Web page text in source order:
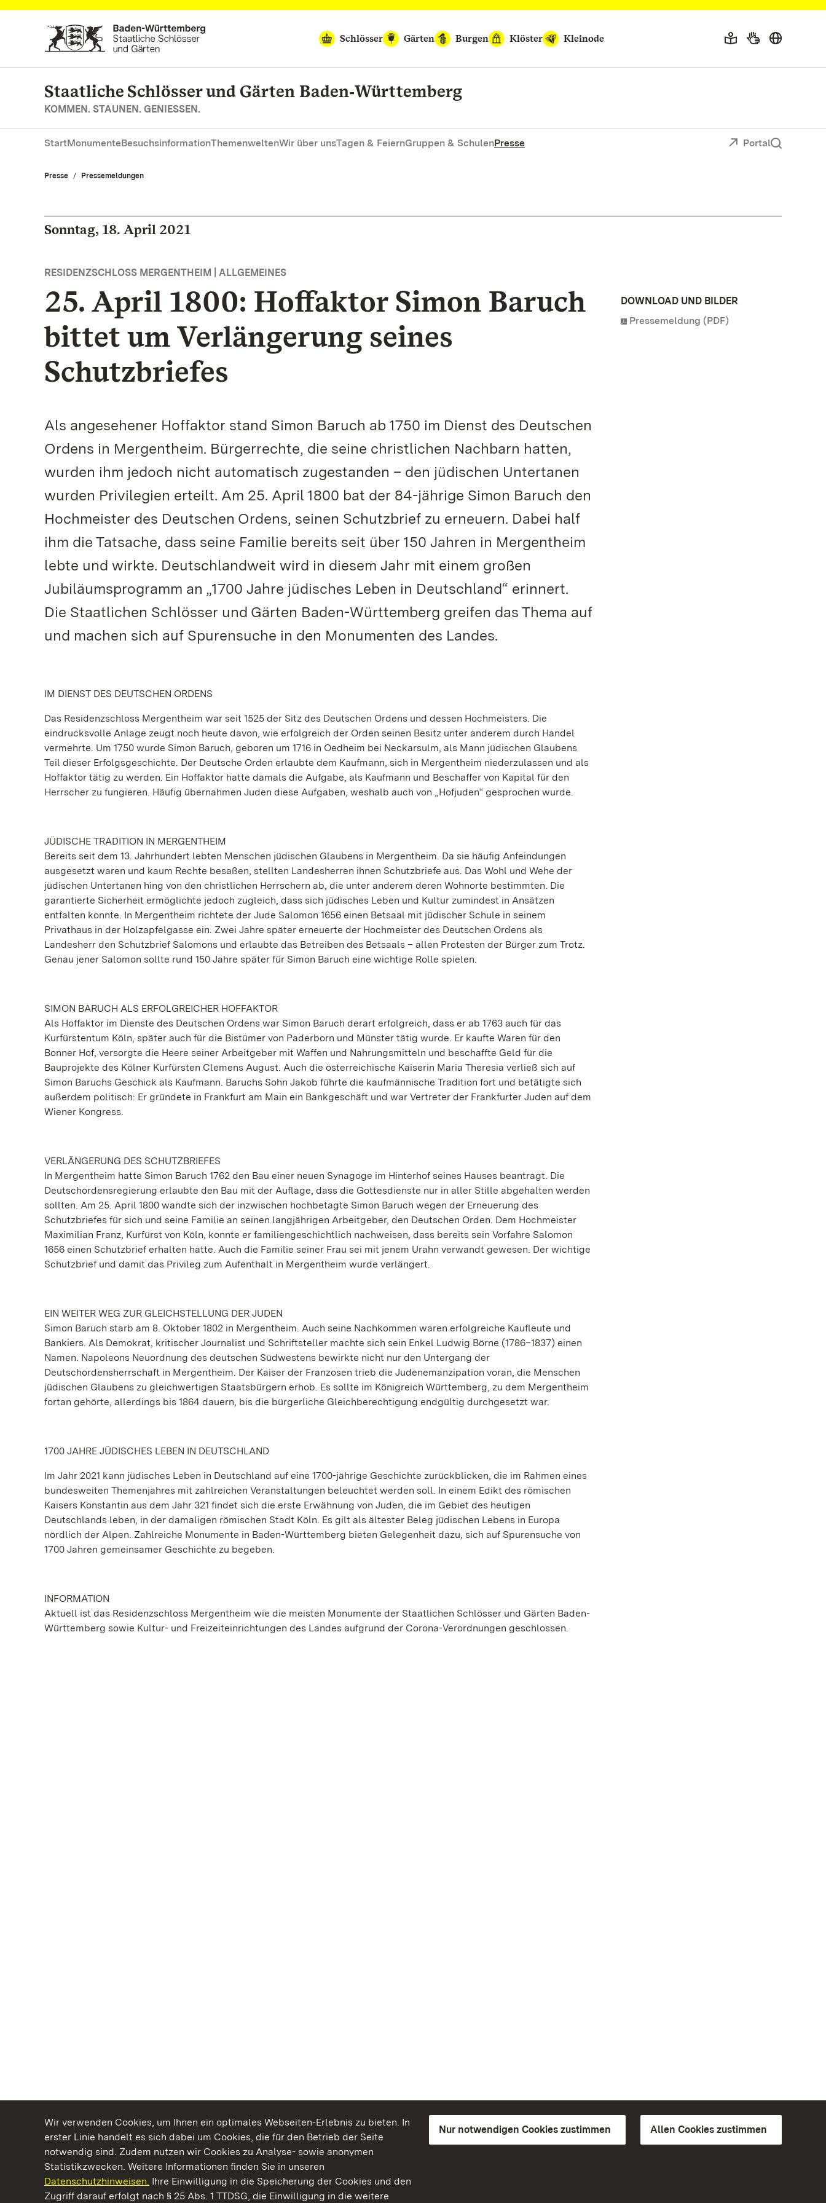
Wir verwenden Cookies, um Ihnen ein optimales Webseiten-Erlebnis zu bieten. In
erster Linie handelt es sich dabei um Cookies, die für den Betrieb der Seite
notwendig sind. Zudem nutzen wir Cookies zu Analyse- sowie anonymen
Statistikzwecken. Weitere Informationen finden Sie in unseren
Datenschutzhinweisen. Ihre Einwilligung in die Speicherung der Cookies und den
Zugriff darauf erfolgt nach § 25 Abs. 1 TTDSG, die Einwilligung in die weitere
Nur notwendigen Cookies zustimmen Allen Cookies zustimmen
Zum Hauptinhalt springen
Schlösser
Gärten Burgen Klöster Kleinode
Staatliche Schlösser und Gärten Baden‑Württemberg
KOMMEN. STAUNEN. GENIESSEN.
StartMonumenteBesuchsinformationThemenweltenWir über unsTagen & FeiernGruppen & SchulenPresse Portal
Presse Pressemeldungen
Sonntag, 18. April 2021
RESIDENZSCHLOSS MERGENTHEIM | ALLGEMEINES
25. April 1800: Hoffaktor Simon Baruch
bittet um Verlängerung seines
Schutzbriefes
Als angesehener Hoffaktor stand Simon Baruch ab 1750 im Dienst des Deutschen
Ordens in Mergentheim. Bürgerrechte, die seine christlichen Nachbarn hatten,
wurden ihm jedoch nicht automatisch zugestanden – den jüdischen Untertanen
wurden Privilegien erteilt. Am 25. April 1800 bat der 84-jährige Simon Baruch den
Hochmeister des Deutschen Ordens, seinen Schutzbrief zu erneuern. Dabei half
ihm die Tatsache, dass seine Familie bereits seit über 150 Jahren in Mergentheim
lebte und wirkte. Deutschlandweit wird in diesem Jahr mit einem großen
Jubiläumsprogramm an „1700 Jahre jüdisches Leben in Deutschland“ erinnert.
Die Staatlichen Schlösser und Gärten Baden-Württemberg greifen das Thema auf
und machen sich auf Spurensuche in den Monumenten des Landes.
IM DIENST DES DEUTSCHEN ORDENS
Das Residenzschloss Mergentheim war seit 1525 der Sitz des Deutschen Ordens und dessen Hochmeisters. Die
eindrucksvolle Anlage zeugt noch heute davon, wie erfolgreich der Orden seinen Besitz unter anderem durch Handel
vermehrte. Um 1750 wurde Simon Baruch, geboren um 1716 in Oedheim bei Neckarsulm, als Mann jüdischen Glaubens
Teil dieser Erfolgsgeschichte. Der Deutsche Orden erlaubte dem Kaufmann, sich in Mergentheim niederzulassen und als
Hoffaktor tätig zu werden. Ein Hoffaktor hatte damals die Aufgabe, als Kaufmann und Beschaffer von Kapital für den
Herrscher zu fungieren. Häufig übernahmen Juden diese Aufgaben, weshalb auch von „Hofjuden“ gesprochen wurde.
JÜDISCHE TRADITION IN MERGENTHEIM
Bereits seit dem 13. Jahrhundert lebten Menschen jüdischen Glaubens in Mergentheim. Da sie häufig Anfeindungen
ausgesetzt waren und kaum Rechte besaßen, stellten Landesherren ihnen Schutzbriefe aus. Das Wohl und Wehe der
jüdischen Untertanen hing von den christlichen Herrschern ab, die unter anderem deren Wohnorte bestimmten. Die
garantierte Sicherheit ermöglichte jedoch zugleich, dass sich jüdisches Leben und Kultur zumindest in Ansätzen
entfalten konnte. In Mergentheim richtete der Jude Salomon 1656 einen Betsaal mit jüdischer Schule in seinem
Privathaus in der Holzapfelgasse ein. Zwei Jahre später erneuerte der Hochmeister des Deutschen Ordens als
Landesherr den Schutzbrief Salomons und erlaubte das Betreiben des Betsaals – allen Protesten der Bürger zum Trotz.
Genau jener Salomon sollte rund 150 Jahre später für Simon Baruch eine wichtige Rolle spielen.
SIMON BARUCH ALS ERFOLGREICHER HOFFAKTOR
Als Hoffaktor im Dienste des Deutschen Ordens war Simon Baruch derart erfolgreich, dass er ab 1763 auch für das
Kurfürstentum Köln, später auch für die Bistümer von Paderborn und Münster tätig wurde. Er kaufte Waren für den
Bonner Hof, versorgte die Heere seiner Arbeitgeber mit Waffen und Nahrungsmitteln und beschaffte Geld für die
Bauprojekte des Kölner Kurfürsten Clemens August. Auch die österreichische Kaiserin Maria Theresia verließ sich auf
Simon Baruchs Geschick als Kaufmann. Baruchs Sohn Jakob führte die kaufmännische Tradition fort und betätigte sich
außerdem politisch: Er gründete in Frankfurt am Main ein Bankgeschäft und war Vertreter der Frankfurter Juden auf dem
Wiener Kongress.
VERLÄNGERUNG DES SCHUTZBRIEFES
In Mergentheim hatte Simon Baruch 1762 den Bau einer neuen Synagoge im Hinterhof seines Hauses beantragt. Die
Deutschordensregierung erlaubte den Bau mit der Auflage, dass die Gottesdienste nur in aller Stille abgehalten werden
sollten. Am 25. April 1800 wandte sich der inzwischen hochbetagte Simon Baruch wegen der Erneuerung des
Schutzbriefes für sich und seine Familie an seinen langjährigen Arbeitgeber, den Deutschen Orden. Dem Hochmeister
Maximilian Franz, Kurfürst von Köln, konnte er familiengeschichtlich nachweisen, dass bereits sein Vorfahre Salomon
1656 einen Schutzbrief erhalten hatte. Auch die Familie seiner Frau sei mit jenem Urahn verwandt gewesen. Der wichtige
Schutzbrief und damit das Privileg zum Aufenthalt in Mergentheim wurde verlängert.
EIN WEITER WEG ZUR GLEICHSTELLUNG DER JUDEN
Simon Baruch starb am 8. Oktober 1802 in Mergentheim. Auch seine Nachkommen waren erfolgreiche Kaufleute und
Bankiers. Als Demokrat, kritischer Journalist und Schriftsteller machte sich sein Enkel Ludwig Börne (1786–1837) einen
Namen. Napoleons Neuordnung des deutschen Südwestens bewirkte nicht nur den Untergang der
Deutschordensherrschaft in Mergentheim. Der Kaiser der Franzosen trieb die Judenemanzipation voran, die Menschen
jüdischen Glaubens zu gleichwertigen Staatsbürgern erhob. Es sollte im Königreich Württemberg, zu dem Mergentheim
fortan gehörte, allerdings bis 1864 dauern, bis die bürgerliche Gleichberechtigung endgültig durchgesetzt war.
1700 JAHRE JÜDISCHES LEBEN IN DEUTSCHLAND
Im Jahr 2021 kann jüdisches Leben in Deutschland auf eine 1700-jährige Geschichte zurückblicken, die im Rahmen eines
bundesweiten Themenjahres mit zahlreichen Veranstaltungen beleuchtet werden soll. In einem Edikt des römischen
Kaisers Konstantin aus dem Jahr 321 findet sich die erste Erwähnung von Juden, die im Gebiet des heutigen
Deutschlands leben, in der damaligen römischen Stadt Köln. Es gilt als ältester Beleg jüdischen Lebens in Europa
nördlich der Alpen. Zahlreiche Monumente in Baden-Württemberg bieten Gelegenheit dazu, sich auf Spurensuche von
1700 Jahren gemeinsamer Geschichte zu begeben.
INFORMATION
Aktuell ist das Residenzschloss Mergentheim wie die meisten Monumente der Staatlichen Schlösser und Gärten Baden-
Württemberg sowie Kultur- und Freizeiteinrichtungen des Landes aufgrund der Corona-Verordnungen geschlossen.
DOWNLOAD UND BILDER
Pressemeldung (PDF)
Kommen. Staunen. Genießen.